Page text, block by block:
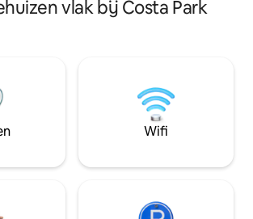
Recoleta, Puerto
op elk moment
of late
accommodatie en
en 1 overdekte
genieten van het
de privépier. Rustige locatie en een host
die je altijd wil
evenementen!
vlak bij Costa Park
Wifi